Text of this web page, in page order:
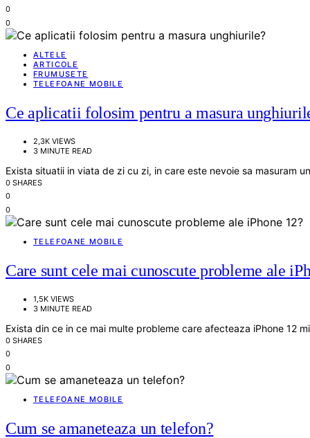
0
0
ALTELE
ARTICOLE
FRUMUSETE
TELEFOANE MOBILE
Ce aplicatii folosim pentru a masura
2,3K VIEWS
3 MINUTE READ
Exista situatii in viata de zi cu zi, in care este nevoie sa masuram
0 SHARES
0
0
TELEFOANE MOBILE
Care sunt cele mai cunoscute probleme ale
1,5K VIEWS
3 MINUTE READ
Exista din ce in ce mai multe probleme care afecteaza iPhone 12
0 SHARES
0
0
TELEFOANE MOBILE
Cum se amaneteaza un telefon?